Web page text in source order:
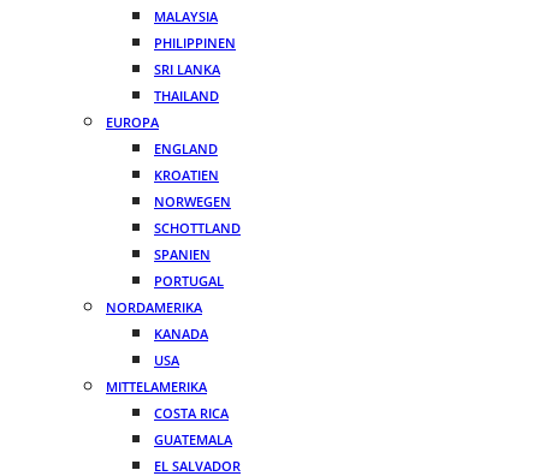
MALAYSIA
PHILIPPINEN
SRI LANKA
THAILAND
EUROPA
ENGLAND
KROATIEN
NORWEGEN
SCHOTTLAND
SPANIEN
PORTUGAL
NORDAMERIKA
KANADA
USA
MITTELAMERIKA
COSTA RICA
GUATEMALA
EL SALVADOR